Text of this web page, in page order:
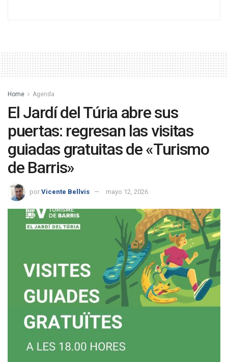
Home Agenda
El Jardí del Túria abre sus
puertas: regresan las visitas
guiadas gratuitas de «Turismo
de Barris»
por Vicente Bellvis mayo 12, 2026